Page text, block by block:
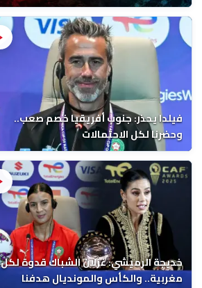
فيلدا يحذر: جنوب أفريقيا خصم صعب..
وحضرنا لكل الاحتمالات
خديجة الرميشي: غزلان الشباك قدوة لكل
مغربية.. والكأس والمونديال هدفنا